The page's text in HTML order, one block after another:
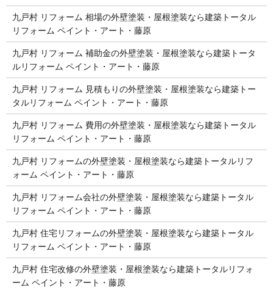
九戸村 リフォーム 相場の外壁塗装・屋根塗装なら建築トータル
リフォーム ペイント・アート・藤原
九戸村 リフォーム 補助金の外壁塗装・屋根塗装なら建築トータ
ルリフォーム ペイント・アート・藤原
九戸村 リフォーム 見積もりの外壁塗装・屋根塗装なら建築トー
タルリフォーム ペイント・アート・藤原
九戸村 リフォーム 費用の外壁塗装・屋根塗装なら建築トータル
リフォーム ペイント・アート・藤原
九戸村 リフォームの外壁塗装・屋根塗装なら建築トータルリフ
ォーム ペイント・アート・藤原
九戸村 リフォーム会社の外壁塗装・屋根塗装なら建築トータル
リフォーム ペイント・アート・藤原
九戸村 住宅リフォームの外壁塗装・屋根塗装なら建築トータル
リフォーム ペイント・アート・藤原
九戸村 住宅改修の外壁塗装・屋根塗装なら建築トータルリフォ
ーム ペイント・アート・藤原